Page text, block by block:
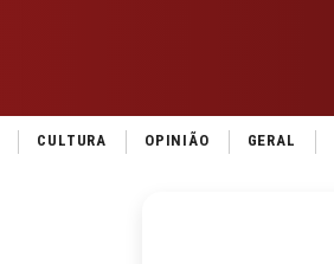
CULTURA OPINIÃO GERAL